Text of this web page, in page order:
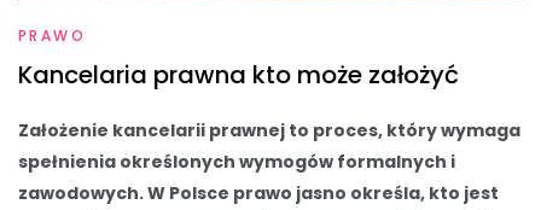
PRAWO
Kancelaria prawna kto może założyć
Założenie kancelarii prawnej to proces, który wymaga
spełnienia określonych wymogów formalnych i
zawodowych. W Polsce prawo jasno określa, kto jest